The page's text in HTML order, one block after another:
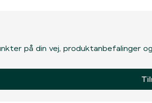
på din vej, produktanbefalinger